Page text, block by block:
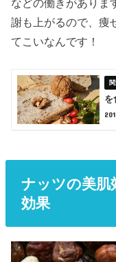
などの働きがありま
謝も上がるので、痩
てこいなんです！
を
ナッツの美肌
効果